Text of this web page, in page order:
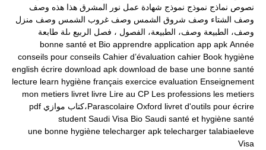
نصوص نماذج نموذج نموذج شهادة عمل نور المشرق هذا هذه وصف
وصف الشتاء وصف شروق الشمس وصف غروب الشمس وصف منزل
وصف، الطبيعة وصف، الطبيعة، الفصول ، فصل الربيع ىلة طابعة
Année
apk
app
application
apprendre
Bio
bonne santé et
hygiène
Book
cahier
Cahier d’évaluation
conseils
conseils pour
une bonne santé
de base
download
download apk
écrire
english
Enseignement
evaluation
exercice
français
hygiène
learn
lecture
les metiers
Les professions
Lire au CP
livre
livret
metiers
mon
livret d'outils pour écrire
Oxford Parascolaire،كتاب موازي
pdf
santé
santé et hygiène
Saudi
Saudi Visa Bio
student
talabiaeleve
telecharger
telecharger apk
une bonne hygiène
Visa